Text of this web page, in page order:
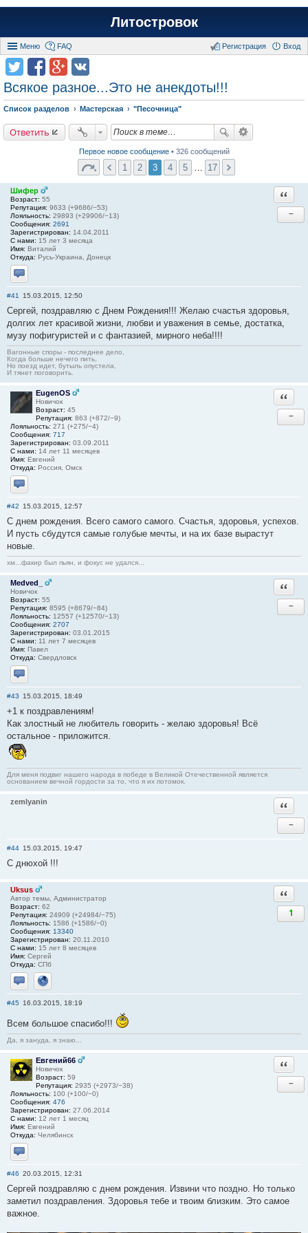
Литостровок
Меню FAQ Вход
Регистрация
Всякое разное...Это не анекдоты!!!
Список разделов Мастерская "Песочница"
Ответить
Первое новое сообщение• 326 сообщений
1 2 3 4 5 17
Шифер
Возраст: 55
Репутация: 9633 (+9686/−53)
Лояльность: 29893 (+29906/−13)
Сообщения: 2691
Зарегистрирован: 14.04.2011
С нами: 15 лет 3 месяца
Имя: Виталий
Откуда: Русь-Украина, Донецк
Отправить личное сообщение
−
#41 15.03.2015, 12:50
Сергей, поздравляю с Днем Рождения!!! Желаю счастья здоровья,
долгих лет красивой жизни, любви и уважения в семье, достатка,
музу пофигуристей и с фантазией, мирного неба!!!!
Вагонные споры - последнее дело,
Когда больше нечего пить,
Но поезд идет, бутыль опустела,
И тянет поговорить.
EugenOS
Новичок
Возраст: 45
Репутация: 863 (+872/−9)
Лояльность: 271 (+275/−4)
Сообщения: 717
Зарегистрирован: 03.09.2011
С нами: 14 лет 11 месяцев
Имя: Евгений
Откуда: Россия, Омск
Отправить личное сообщение
−
#42 15.03.2015, 12:57
С днем рождения. Всего самого самого. Счастья, здоровья, успехов.
И пусть сбудутся самые голубые мечты, и на их базе вырастут
новые.
хм...факир был пьян, и фокус не удался...
Medved_
Новичок
Возраст: 55
Репутация: 8595 (+8679/−84)
Лояльность: 12557 (+12570/−13)
Сообщения: 2707
Зарегистрирован: 03.01.2015
С нами: 11 лет 7 месяцев
Имя: Павел
Откуда: Свердловск
Отправить личное сообщение
−
#43 15.03.2015, 18:49
+1 к поздравлениям!
Как злостный не любитель говорить - желаю здоровья! Всё
остальное - приложится.
Для меня подвиг нашего народа в победе в Великой Отечественной является
основанием вечной гордости за то, что я их потомок.
zemlyanin
−
#44 15.03.2015, 19:47
С днюхой !!!
Uksus
Автор темы, Администратор
Возраст: 62
Репутация: 24909 (+24984/−75)
Лояльность: 1586 (+1586/−0)
Сообщения: 13340
Зарегистрирован: 20.11.2010
С нами: 15 лет 8 месяцев
Имя: Сергей
Откуда: СПб
Отправить личное сообщение
Сайт
1
#45 16.03.2015, 18:19
Всем большое спасибо!!!
Да, я зануда, я знаю...
Евгений66
Новичок
Возраст: 59
Репутация: 2935 (+2973/−38)
Лояльность: 100 (+100/−0)
Сообщения: 476
Зарегистрирован: 27.06.2014
С нами: 12 лет 1 месяц
Имя: Евгений
Откуда: Челябинск
Отправить личное сообщение
−
#46 20.03.2015, 12:31
Сергей поздравляю с днем рождения. Извини что поздно. Но только
заметил поздравления. Здоровья тебе и твоим близким. Это самое
важное.